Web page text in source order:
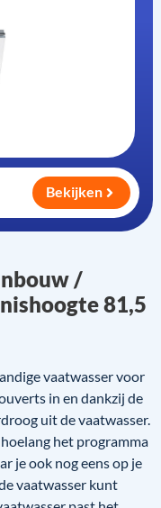
/
81,5
vaatwasser voor
in en dankzij de
uit de vaatwasser.
het programma
je ook nog eens op je
vaatwasser kunt
Bekijken